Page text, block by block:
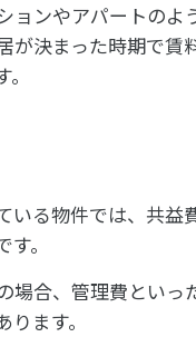
ョンやアパートのよ
が決まった時期で賃
いる物件では、共益
。
場合、管理費といっ
ます。